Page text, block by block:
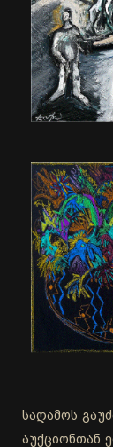
საღამოს
აუქციონთან